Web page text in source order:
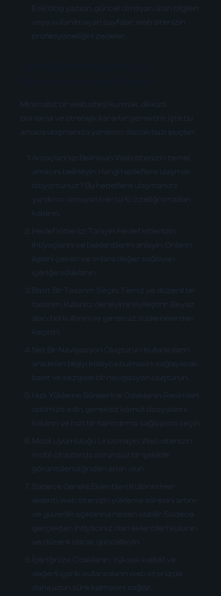
Eski blog yazıları, güncel olmayan ürün bilgileri
veya kullanılmayan sayfalar, web sitenizin
profesyonelliğini zedeler.
Minimalist bir web sitesi kurmak, dikkatli
planlama ve stratejik kararlar gerektirir. İşte bu
amaca ulaşmanıza yardımcı olacak bazı ipuçları:
Amaçlarınızı Belirleyin: Web sitenizin temel
amacını belirleyin. Hangi hedeflere ulaşmak
istiyorsunuz? Bu hedeflere ulaşmanıza
yardımcı olmayan her türlü özelliği ortadan
kaldırın.
Hedef Kitlenizi Tanıyın: Hedef kitlenizin
ihtiyaçlarını ve beklentilerini anlayın. Onların
ilgisini çeken ve onlara değer sağlayan
içeriğe odaklanın.
Basit Bir Tasarım Seçin: Temiz ve düzenli bir
tasarım, kullanıcı deneyimini iyileştirir. Beyaz
alanı bol kullanın ve gereksiz süslemelerden
kaçının.
Net Bir Navigasyon Oluşturun: Kullanıcıların
aradıkları bilgiyi kolayca bulmasını sağlayacak
basit ve sezgisel bir navigasyon oluşturun.
Hızlı Yükleme Sürelerine Odaklanın: Resimleri
optimize edin, gereksiz komut dosyalarını
kaldırın ve hızlı bir barındırma sağlayıcısı seçin.
Mobil Uyumluluğu Unutmayın: Web sitenizin
mobil cihazlarda sorunsuz bir şekilde
görüntülendiğinden emin olun.
Sadece Gerekli Eklentileri Kullanın: Her
eklenti, web sitenizin yükleme süresini artırır
ve güvenlik açıklarına neden olabilir. Sadece
gerçekten ihtiyacınız olan eklentileri kullanın
ve düzenli olarak güncelleyin.
İçeriğinize Odaklanın: Yüksek kaliteli ve
değerli içerik, kullanıcıların web sitenizde
daha uzun süre kalmasını sağlar.